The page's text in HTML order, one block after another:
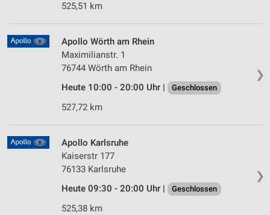
525,51 km
❯
Apollo Wörth am Rhein
Maximilianstr. 1
76744 Wörth am Rhein
Heute 10:00 - 20:00 Uhr |
Geschlossen
527,72 km
❯
Apollo Karlsruhe
Kaiserstr 177
76133 Karlsruhe
Heute 09:30 - 20:00 Uhr |
Geschlossen
525,38 km